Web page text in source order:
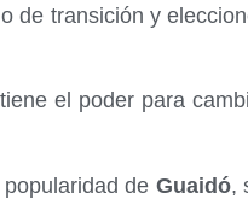
transición y
el poder para
de Guaidó,